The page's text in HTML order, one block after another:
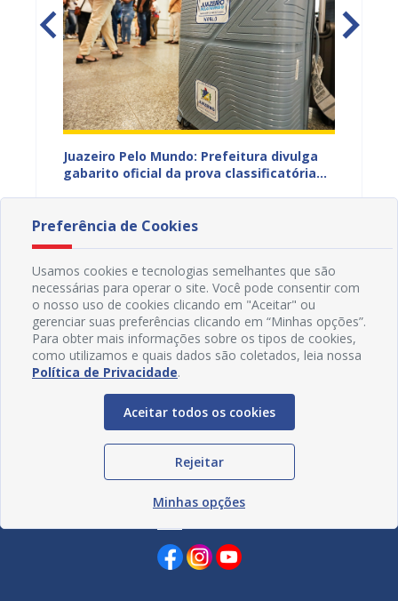
Juazeiro Pelo Mundo: Prefeitura divulga
gabarito oficial da prova classificatória
03/
Redes Sociais
Preferência de Cookies
Usamos cookies e tecnologias semelhantes que são
necessárias para operar o site. Você pode consentir com
o nosso uso de cookies clicando em "Aceitar" ou
gerenciar suas preferências clicando em “Minhas opções”.
Para obter mais informações sobre os tipos de cookies,
como utilizamos e quais dados são coletados, leia nossa
Política de Privacidade.
Aceitar todos os cookies
Rejeitar
Minhas opções